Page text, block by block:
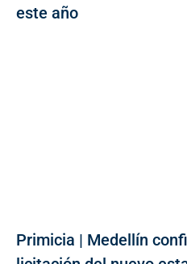
este año
Primicia | Medellín